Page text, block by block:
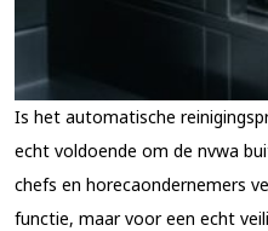
Is het automatische
echt voldoende om de nvwa
chefs en horecaondernemers
functie, maar voor een echt